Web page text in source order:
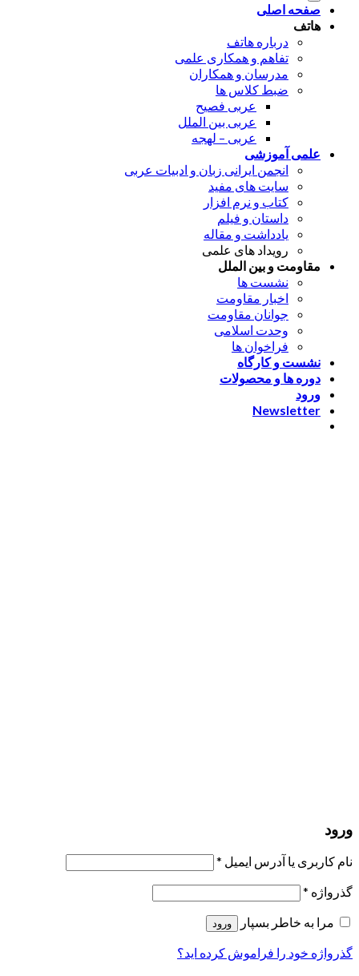
صفحه اصلی
هاتف
درباره هاتف
تفاهم و همکاری علمی
مدرسان و همکاران
ضبط کلاس ها
عربی فصیح
عربی بین الملل
عربی – لهجه
علمی آموزشی
انجمن ایرانی زبان و ادبیات عربی
سایت های مفید
کتاب و نرم افزار
داستان و فیلم
یادداشت و مقاله
رویداد های علمی
مقاومت و بین الملل
نشست ها
اخبار مقاومت
جوانان مقاومت
وحدت اسلامی
فراخوان ها
نشست و کارگاه
دوره ها و محصولات
ورود
Newsletter
ورود
نام کاربری یا آدرس ایمیل *
گذرواژه *
مرا به خاطر بسپار
ورود
گذرواژه خود را فراموش کرده اید؟